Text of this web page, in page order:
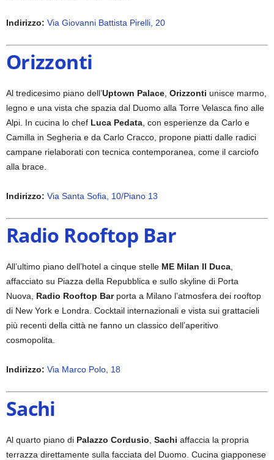
Indirizzo: Via Giovanni Battista Pirelli, 20
Orizzonti
Al tredicesimo piano dell’Uptown Palace Orizzonti unisce marmo,
legno e una vista che spazia dal Duomo alla Torre Velasca fino alle
Alpi. In cucina lo chef Luca Pedata , con esperienze da Carlo e
Camilla in Segheria e da Carlo Cracco, propone piatti dalle radici
campane rielaborati con tecnica contemporanea, come il carciofo
alla brace.
Indirizzo: Via Santa Sofia, 10/Piano 13
Radio Rooftop Bar
All’ultimo piano dell’hotel a cinque stelle ME Milan Il Duca
affacciato su Piazza della Repubblica e sullo skyline di Porta
Nuova, Radio Rooftop Barporta a Milano l’atmosfera dei rooftop
di New York e Londra. Cocktail internazionali e vista sui grattacieli
più recenti della città ne fanno un classico dell’aperitivo
cosmopolita.
Indirizzo: Via Marco Polo, 18
Sachi
Al quarto piano di Palazzo Cordusio Sachi affaccia la propria
terrazza direttamente sulla facciata del Duomo. Cucina giapponese